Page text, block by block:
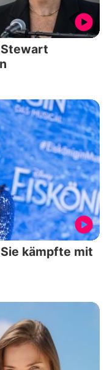
kämpfte mit